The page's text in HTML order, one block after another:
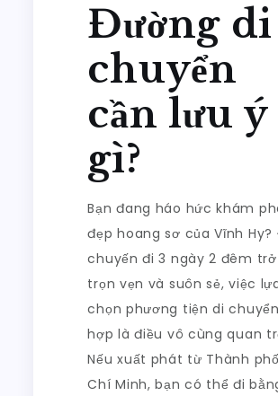
Đường di
chuyển
cần lưu ý
gì?
Bạn đang háo hức khám
đẹp hoang sơ của Vĩnh Hy?
chuyến đi 3 ngày 2 đêm
trọn vẹn và suôn sẻ, việc
chọn phương tiện di
hợp là điều vô cùng quan
Nếu xuất phát từ Thành
Chí Minh, bạn có thể đi